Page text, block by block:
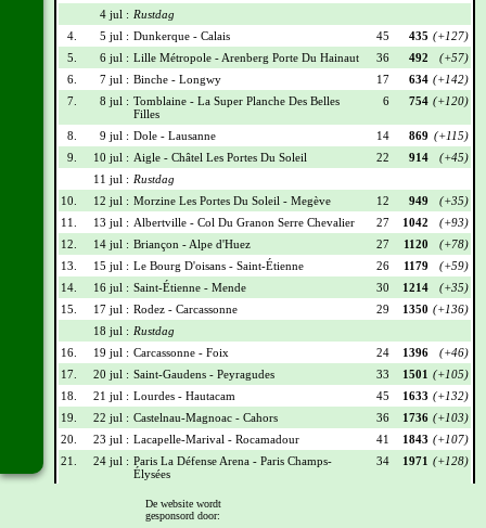
4 jul : Rustdag
4.
5 jul : Dunkerque - Calais 45 435 (+127)
5.
6 jul : Lille Métropole - Arenberg Porte Du Hainaut 36 492
(+57)
6.
7 jul : Binche - Longwy 17 634 (+142)
7.
8 jul : Tomblaine - La Super Planche Des Belles
Filles
6 754 (+120)
8. 9 jul : Dole - Lausanne 14 869 (+115)
9.
10 jul : Aigle - Châtel Les Portes Du Soleil 22 914
(+45)
11 jul : Rustdag
10.
12 jul : Morzine Les Portes Du Soleil - Megève 12 949
(+35)
11.
13 jul : Albertville - Col Du Granon Serre Chevalier 27 1042
(+93)
12.
14 jul : Briançon - Alpe d'Huez 27 1120
(+78)
13.
15 jul : Le Bourg D'oisans - Saint-Étienne 26 1179
(+59)
14.
16 jul : Saint-Étienne - Mende 30 1214
(+35)
15.
17 jul : Rodez - Carcassonne 29 1350 (+136)
18 jul : Rustdag
16.
19 jul : Carcassonne - Foix 24 1396
(+46)
17.
20 jul : Saint-Gaudens - Peyragudes 33 1501 (+105)
18.
21 jul : Lourdes - Hautacam 45 1633 (+132)
19.
22 jul : Castelnau-Magnoac - Cahors 36 1736 (+103)
20.
23 jul : Lacapelle-Marival - Rocamadour 41 1843 (+107)
21.
24 jul : Paris La Défense Arena - Paris Champs-
Élysées
34 1971 (+128)
Wielrennerslijst
De website wordt
gesponsord door: